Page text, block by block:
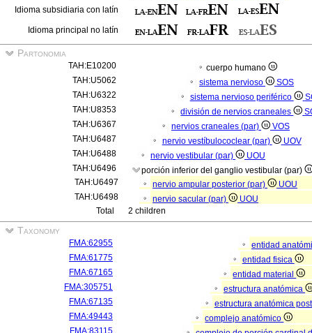
Idioma subsidiaria con latín
Idioma principal no latín
Partonomia
TAH:E10200
cuerpo humano
TAH:U5062
sistema nervioso
SOS
TAH:U6322
sistema nervioso periférico
TAH:U8353
división de nervios craneales
TAH:U6367
nervios craneales (par)
VOS
TAH:U6487
nervio vestíbulococlear (par)
UOV
TAH:U6488
nervio vestibular (par)
UOU
TAH:U6496
porción inferior del ganglio vestibular (par)
TAH:U6497
nervio ampular posterior (par)
UOU
TAH:U6498
nervio sacular (par)
UOU
Total
2 children
Taxonomy
FMA:62955
entidad
FMA:61775
entidad fisica
FMA:67165
entidad material
FMA:305751
estructura anatómica
FMA:67135
estructura anatómica
FMA:49443
complejo anatómico
FMA:83115